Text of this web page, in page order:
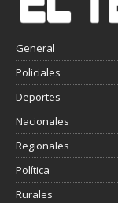
General
Policiales
Deportes
Nacionales
Regionales
Política
Rurales